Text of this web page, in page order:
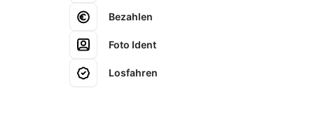
Bezahlen
Foto Ident
Losfahren